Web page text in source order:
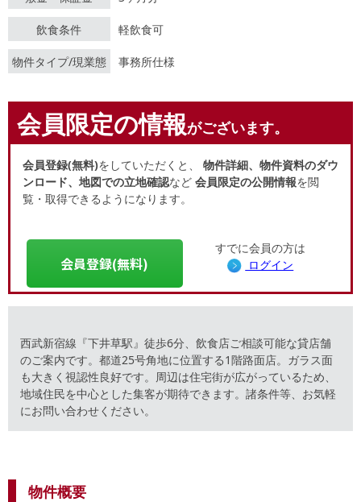
飲食条件 軽飲食可
物件タイプ/現業態 事務所仕様
会員限定の情報がございます。
会員登録(無料)をしていただくと、 物件詳細、物件資料のダウ
ンロード、地図での立地確認など 会員限定の公開情報を閲
覧・取得できるようになります。
会員登録(無料)
すでに会員の方は
ログイン
西武新宿線『下井草駅』徒歩6分、飲食店ご相談可能な貸店舗
のご案内です。都道25号角地に位置する1階路面店。ガラス面
も大きく視認性良好です。周辺は住宅街が広がっているため、
地域住民を中心とした集客が期待できます。諸条件等、お気軽
にお問い合わせください。
物件概要